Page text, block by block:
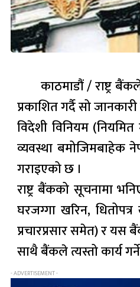
काठमाडौं / राष्ट्र
प्रकाशित गर्दै सो
विदेशी विनियम
व्यवस्था बमोजिमबाहेक
गराइएको छ ।
राष्ट्र बैंकको सूचनामा
घरजग्गा खरिन,
प्रचारप्रसार समेत) र यस
साथै बैंकले त्यस्तो कार्य
- ADVERTISEMENT -